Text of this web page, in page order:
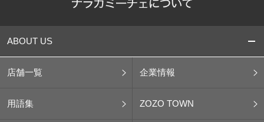
ABOUT US
店舗一覧 企業情報
用語集 ZOZO TOWN